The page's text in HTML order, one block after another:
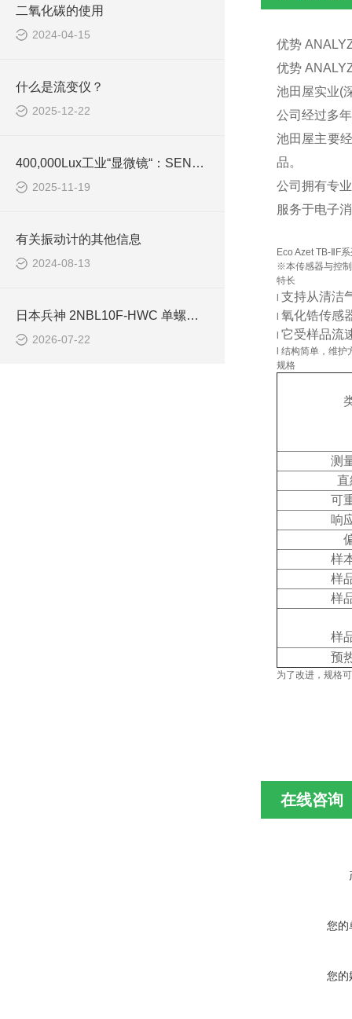
二氧化碳的使用
2024-04-15
什么是流变仪？
2025-12-22
400,000Lux工业“显微镜“：SENA185LE如何照亮纳米级缺陷检测新时代
2025-11-19
有关振动计的其他信息
2024-08-13
日本兵神 2NBL10F-HWC 单螺杆泵 小流量无脉动精密输送泵
2026-07-22
优势
优势
池田屋实业(
公司经过多
池田屋主要
品。
公司拥有专
服务于电子
Eco Azet TB-ⅡF
※本传感器与控
特长
支持从清洁
氧化锆传感
它受样品流
l 结构简单，维护
规格
测
可
响
样
样
样
样
预
为了改进，规格
在线咨询
您的
您的